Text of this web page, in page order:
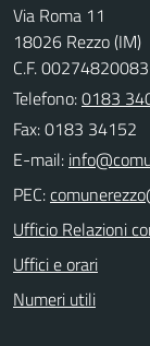
Via Roma 11
18026 Rezzo (IM)
C.F.
Telefono:0183
Fax: 0183 34152
E-mail:
PEC:
Ufficio Relazioni
Uffici e orari
Numeri utili